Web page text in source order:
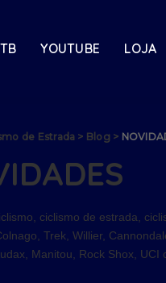
YOUTUBE LOJA
de Estrada > Blog>
ciclismo de estrada,
Trek, Willier,
Manitou, Rock Shox, UCI